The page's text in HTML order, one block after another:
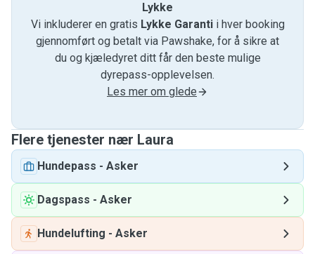
Lykke
Vi inkluderer en gratis Lykke Garantii hver booking
gjennomført og betalt via Pawshake, for å sikre at
du og kjæledyret ditt får den beste mulige
dyrepass-opplevelsen.
Les mer om glede
Flere tjenester nær Laura
Hundepass - Asker
Dagspass - Asker
Hundelufting - Asker